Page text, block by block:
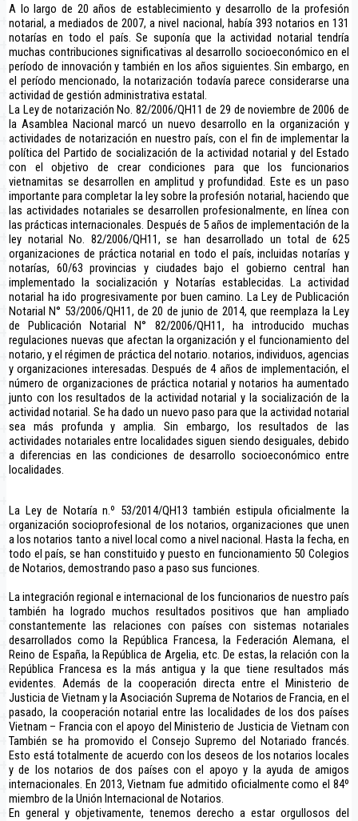
A lo largo de 20 años de establecimiento y desarrollo de la profesión
notarial, a mediados de 2007, a nivel nacional, había 393 notarios en 131
notarías en todo el país. Se suponía que la actividad notarial tendría
muchas contribuciones significativas al desarrollo socioeconómico en el
período de innovación y también en los años siguientes. Sin embargo, en
el período mencionado, la notarización todavía parece considerarse una
actividad de gestión administrativa estatal.
La Ley de notarización No. 82/2006/QH11 de 29 de noviembre de 2006 de
la Asamblea Nacional marcó un nuevo desarrollo en la organización y
actividades de notarización en nuestro país, con el fin de implementar la
política del Partido de socialización de la actividad notarial y del Estado
con el objetivo de crear condiciones para que los funcionarios
vietnamitas se desarrollen en amplitud y profundidad. Este es un paso
importante para completar la ley sobre la profesión notarial, haciendo que
las actividades notariales se desarrollen profesionalmente, en línea con
las prácticas internacionales. Después de 5 años de implementación de la
ley notarial No. 82/2006/QH11, se han desarrollado un total de 625
organizaciones de práctica notarial en todo el país, incluidas notarías y
notarías, 60/63 provincias y ciudades bajo el gobierno central han
implementado la socialización y Notarías establecidas. La actividad
notarial ha ido progresivamente por buen camino. La Ley de Publicación
Notarial N° 53/2006/QH11, de 20 de junio de 2014, que reemplaza la Ley
de Publicación Notarial N° 82/2006/QH11, ha introducido muchas
regulaciones nuevas que afectan la organización y el funcionamiento del
notario, y el régimen de práctica del notario. notarios, individuos, agencias
y organizaciones interesadas. Después de 4 años de implementación, el
número de organizaciones de práctica notarial y notarios ha aumentado
junto con los resultados de la actividad notarial y la socialización de la
actividad notarial. Se ha dado un nuevo paso para que la actividad notarial
sea más profunda y amplia. Sin embargo, los resultados de las
actividades notariales entre localidades siguen siendo desiguales, debido
a diferencias en las condiciones de desarrollo socioeconómico entre
localidades.
La Ley de Notaría n.º 53/2014/QH13 también estipula oficialmente la
organización socioprofesional de los notarios, organizaciones que unen
a los notarios tanto a nivel local como a nivel nacional. Hasta la fecha, en
todo el país, se han constituido y puesto en funcionamiento 50 Colegios
de Notarios, demostrando paso a paso sus funciones.
La integración regional e internacional de los funcionarios de nuestro país
también ha logrado muchos resultados positivos que han ampliado
constantemente las relaciones con países con sistemas notariales
desarrollados como la República Francesa, la Federación Alemana, el
Reino de España, la República de Argelia, etc. De estas, la relación con la
República Francesa es la más antigua y la que tiene resultados más
evidentes. Además de la cooperación directa entre el Ministerio de
Justicia de Vietnam y la Asociación Suprema de Notarios de Francia, en el
pasado, la cooperación notarial entre las localidades de los dos países
Vietnam – Francia con el apoyo del Ministerio de Justicia de Vietnam con
También se ha promovido el Consejo Supremo del Notariado francés.
Esto está totalmente de acuerdo con los deseos de los notarios locales
y de los notarios de dos países con el apoyo y la ayuda de amigos
internacionales. En 2013, Vietnam fue admitido oficialmente como el 84º
miembro de la Unión Internacional de Notarios.
En general y objetivamente, tenemos derecho a estar orgullosos del